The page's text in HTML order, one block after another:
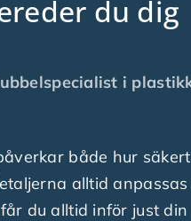
du dig
i
både hur
alltid
du alltid inför just